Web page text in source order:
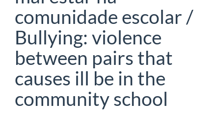
comunidade escolar /
Bullying: violence
between pairs that
causes ill be in the
community school